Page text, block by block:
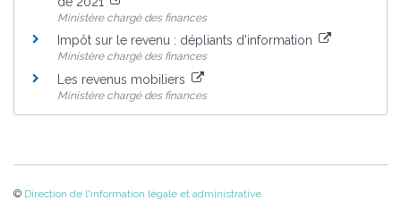
Ministère chargé des finances
Impôt sur le revenu : dépliants d'information
Ministère chargé des finances
Les revenus mobiliers
Ministère chargé des finances
© Direction de l'information légale et administrative